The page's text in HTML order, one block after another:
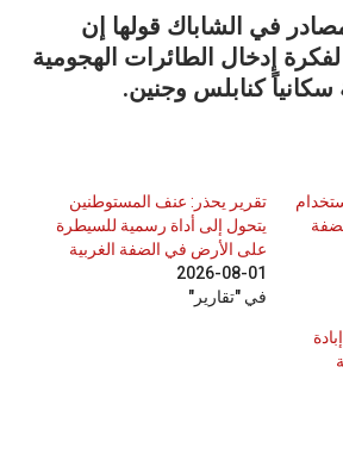
في الشاباك قولها إن
إدخال الطائرات الهجومية
كنابلس وجنين.
تقرير يحذر: عنف المستوطنين
يتحول إلى أداة رسمية للسيطرة
على الأرض في الضفة الغربية
2026-08-01
في "تقارير"